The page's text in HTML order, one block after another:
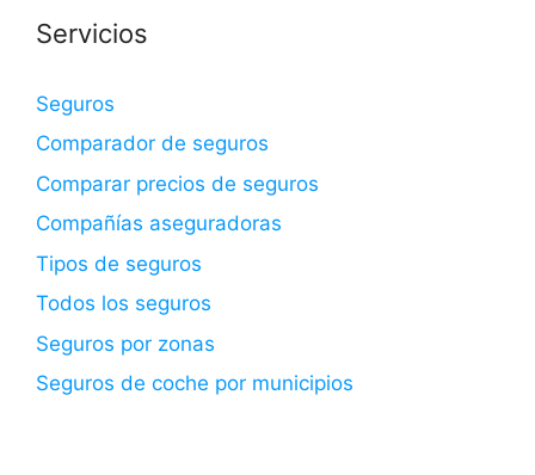
Servicios
Seguros
Comparador de seguros
Comparar precios de seguros
Compañías aseguradoras
Tipos de seguros
Todos los seguros
Seguros por zonas
Seguros de coche por municipios